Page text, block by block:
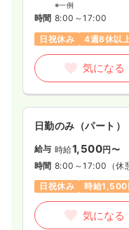
※一例
時間 8:00～17:00
日祝休み
4週8休以
気になる
日勤のみ（パート）
給与 時給1,500円〜
時間 8:00～17:00 （休
日祝休み
時給1,500
気になる